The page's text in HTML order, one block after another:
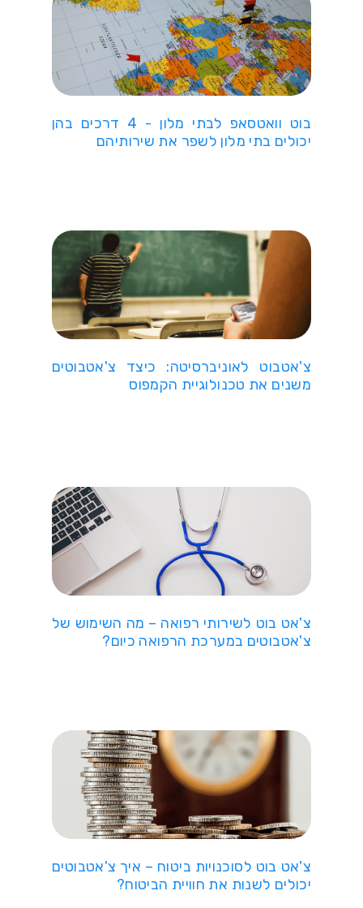
בוט וואטסאפ לבתי מלון - 4 דרכים בהן
יכולים בתי מלון לשפר את שירותיהם
צ'אטבוט לאוניברסיטה: כיצד צ'אטבוטים
משנים את טכנולוגיית הקמפוס
צ'אט בוט לשירותי רפואה – מה השימוש של
צ'אטבוטים במערכת הרפואה כיום?
צ'אט בוט לסוכנויות ביטוח – איך צ'אטבוטים
יכולים לשנות את חוויית הביטוח?